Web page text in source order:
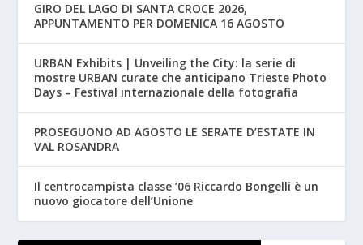
GIRO DEL LAGO DI SANTA CROCE 2026,
APPUNTAMENTO PER DOMENICA 16 AGOSTO
URBAN Exhibits | Unveiling the City: la serie di
mostre URBAN curate che anticipano Trieste Photo
Days – Festival internazionale della fotografia
PROSEGUONO AD AGOSTO LE SERATE D’ESTATE IN
VAL ROSANDRA
Il centrocampista classe ’06 Riccardo Bongelli è un
nuovo giocatore dell’Unione